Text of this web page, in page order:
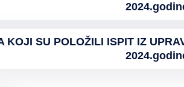
KOJI SU POLOŽILI ISPIT IZ